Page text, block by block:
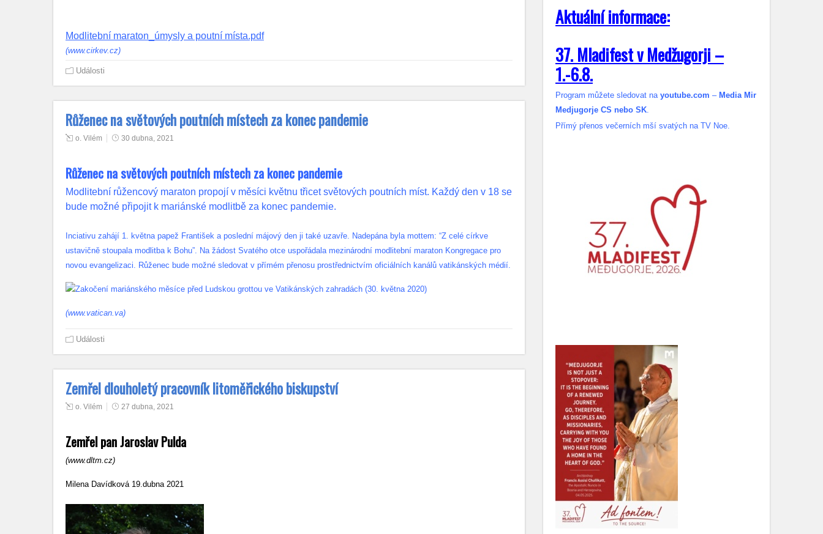
Modlitební maraton_úmysly a poutní místa.pdf
(www.cirkev.cz)
Události
Růženec na světových poutních místech za konec pandemie
o. Vilém 30 dubna, 2021
Růženec na světových poutních místech za konec pandemie
Modlitební růžencový maraton propojí v měsíci květnu třicet světových poutních míst. Každý den v 18 se
bude možné připojit k mariánské modlitbě za konec pandemie.
Inciativu zahájí 1. května papež František a poslední májový den ji také uzavře. Nadepána byla mottem: “Z celé církve
ustavičně stoupala modlitba k Bohu”. Na žádost Svatého otce uspořádala mezinárodní modlitební maraton Kongregace pro
novou evangelizaci. Růženec bude možné sledovat v přímém přenosu prostřednictvím oficiálních kanálů vatikánských médií.
(www.vatican.va)
Události
Zemřel dlouholetý pracovník litoměřického biskupství
o. Vilém 27 dubna, 2021
Zemřel pan Jaroslav Pulda
(www.dltm.cz)
Milena Davídková 19.dubna 2021
Aktuální informace:
37. Mladifest v Medžugorji –
1.-6.8.
Program můžete sledovat na youtube.com – Media Mir
Medjugorje CS nebo SK.
Přímý přenos večerních mší svatých na TV Noe.